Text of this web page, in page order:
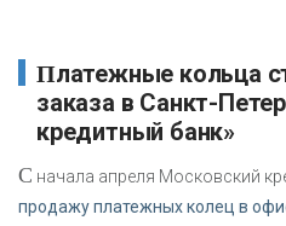
Платежные кольца стали доступны для
заказа в Санкт-
кредитный банк»
С начала апреля Московский
продажу платежных колец в